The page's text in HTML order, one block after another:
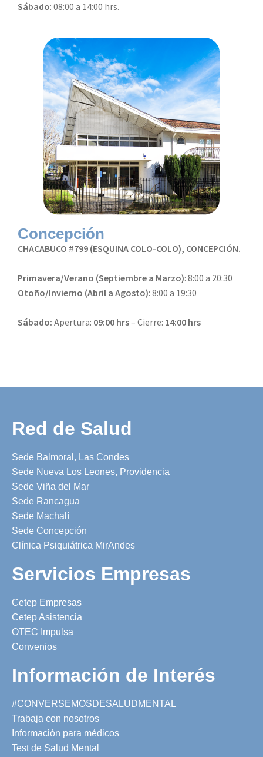
Sábado: 08:00 a 14:00 hrs.
Concepción
CHACABUCO #799 (ESQUINA COLO-COLO), CONCEPCIÓN.
Primavera/Verano (Septiembre a Marzo): 8:00 a 20:30
Otoño/Invierno (Abril a Agosto): 8:00 a 19:30
Sábado: Apertura: 09:00 hrs– Cierre: 14:00 hrs
Red de Salud
Sede Balmoral, Las Condes
Sede Nueva Los Leones, Providencia
Sede Viña del Mar
Sede Rancagua
Sede Machalí
Sede Concepción
Clínica Psiquiátrica MirAndes
Servicios Empresas
Cetep Empresas
Cetep Asistencia
OTEC Impulsa
Convenios
Información de Interés
#CONVERSEMOSDESALUDMENTAL
Trabaja con nosotros
Información para médicos
Test de Salud Mental